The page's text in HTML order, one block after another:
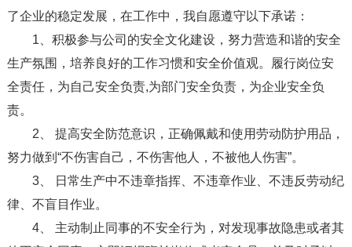
了企业的稳定发展，在工作中，我自愿遵守以下承诺：
1、积极参与公司的安全文化建设，努力营造和谐的安全
生产氛围，培养良好的工作习惯和安全价值观。履行岗位安
全责任，为自己安全负责,为部门安全负责，为企业安全负
责。
2、 提高安全防范意识，正确佩戴和使用劳动防护用品，
努力做到“不伤害自己，不伤害他人，不被他人伤害”。
3、 日常生产中不违章指挥、不违章作业、不违反劳动纪
律、不盲目作业。
4、 主动制止同事的不安全行为，对发现事故隐患或者其